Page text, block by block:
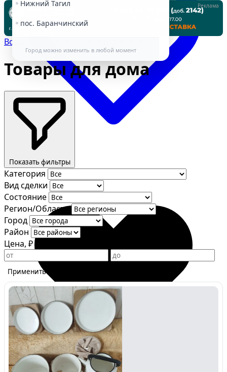
Нижний Тагил
пос. Баранчинский
Город можно изменить в любой момент
Реклама
Все объявления
Товары для дома
Категория
Вид сделки
Состояние
Регион/Область
Город
Район
Цена, ₽
Применить фильтры
Показать фильтры